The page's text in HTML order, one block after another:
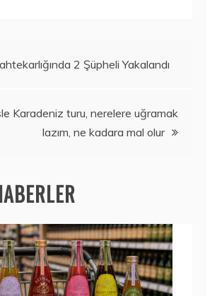
2 Şüpheli Yakalandı
Karadeniz turu, nerelere uğramak
lazım, ne kadara mal olur